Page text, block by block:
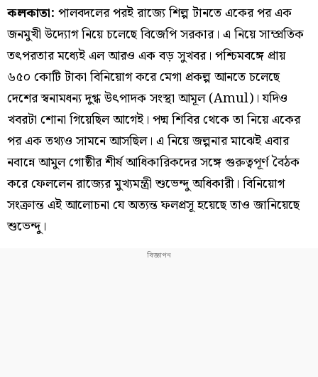
কলকাতা: পালবদলের পরই রাজ্যে শিল্প টানতে একের পর এক
জনমুখী উদ্যোগ নিয়ে চলেছে বিজেপি সরকার। এ নিয়ে সাম্প্রতিক
তৎপরতার মধ্যেই এল আরও এক বড় সুখবর। পশ্চিমবঙ্গে প্রায়
৬৫০ কোটি টাকা বিনিয়োগ করে মেগা প্রকল্প আনতে চলেছে
দেশের স্বনামধন্য দুগ্ধ উৎপাদক সংস্থা আমূল (Amul)। যদিও
খবরটা শোনা গিয়েছিল আগেই। পদ্ম শিবির থেকে তা নিয়ে একের
পর এক তথ্যও সামনে আসছিল। এ নিয়ে জল্পনার মাঝেই এবার
নবান্নে আমুল গোষ্ঠীর শীর্ষ আধিকারিকদের সঙ্গে গুরুত্বপূর্ণ বৈঠক
করে ফেললেন রাজ্যের মুখ্যমন্ত্রী শুভেন্দু অধিকারী। বিনিয়োগ
সংক্রান্ত এই আলোচনা যে অত্যন্ত ফলপ্রসূ হয়েছে তাও জানিয়েছে
শুভেন্দু।